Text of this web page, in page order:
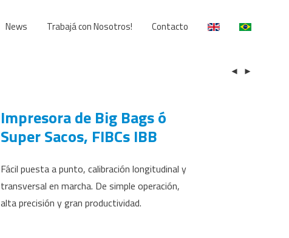
News Trabajá con Nosotros! Contacto
Impresora de Big Bags ó
Super Sacos, FIBCs IBB
Fácil puesta a punto, calibración longitudinal y
transversal en marcha. De simple operación,
alta precisión y gran productividad.